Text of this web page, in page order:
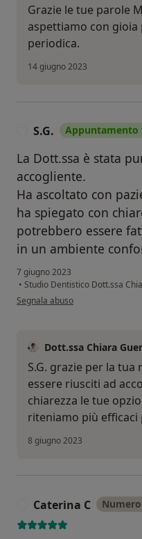
Grazie le tue parole
aspettiamo con
periodica.
14 giugno 2023
S.G. Appuntamento
La Dott.ssa è stata
accogliente.
Ha ascoltato con
ha spiegato con
potrebbero essere
in un ambiente
7 giugno 2023
• Studio Dentistico Dott.ssa
secondo l'opinione dell'utente S.G.
Segnala abuso
Dott.ssa Chiara
S.G. grazie per la
essere riusciti ad
chiarezza le tue
riteniamo più efficaci
8 giugno 2023
Caterina C